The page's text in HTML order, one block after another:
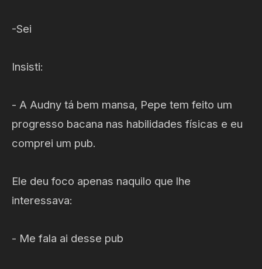
-Sei
Insisti:
- A Audny tá bem mansa, Pepe tem feito um
progresso bacana nas habilidades físicas e eu
comprei um pub.
Ele deu foco apenas naquilo que lhe
interessava:
- Me fala ai desse pub